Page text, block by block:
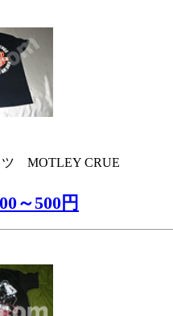
MOTLEY CRUE